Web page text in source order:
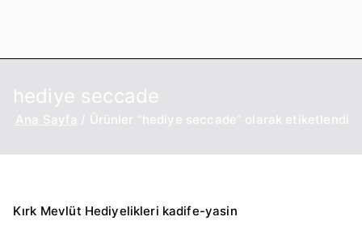
hediye seccade
Ana Sayfa Ürünler “hediye seccade” olarak etiketlendi
Kırk Mevlüt Hediyelikleri kadife-yasin